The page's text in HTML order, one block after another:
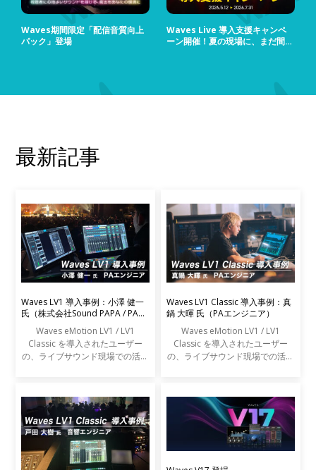
Waves期間限定「配信音質向上
パック」登場
Waves Live 導入支援キャンペ
ーン開催！夏の現場に、まだ間に
最新記事
Waves LV1 導入事例：小澤 健一
氏（株式会社Sound PAPA / PAエ
Waves eMotion LV1 / LV1
Classic を導入されたユーザー
の、ライブサウンド現場での活用
Waves LV1 Classic 導入事例：真
鍋 大暉 氏（PAエンジニア）
Waves eMotion LV1 / LV1
Classic を導入されたユーザー
の、ライブサウンド現場での活用